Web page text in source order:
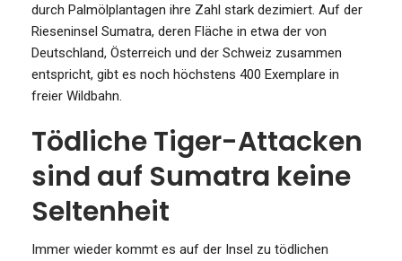
durch Palmölplantagen ihre Zahl stark dezimiert. Auf der
Rieseninsel Sumatra, deren Fläche in etwa der von
Deutschland, Österreich und der Schweiz zusammen
entspricht, gibt es noch höchstens 400 Exemplare in
freier Wildbahn.
Tödliche Tiger-Attacken
sind auf Sumatra keine
Seltenheit
Immer wieder kommt es auf der Insel zu tödlichen